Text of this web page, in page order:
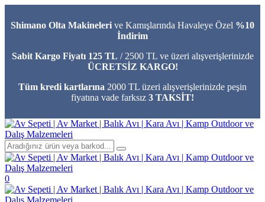
Shimano Olta Makineleri ve Kamışlarında Havaleye Özel %10
İndirim
Sabit Kargo Fiyatı 125 TL / 2500 TL ve üzeri alışverişlerinizde
ÜCRETSİZ KARGO!
Tüm kredi kartlarına 2000 TL üzeri alışverişlerinizde peşin
fiyatına vade farksız 3 TAKSİT!
0